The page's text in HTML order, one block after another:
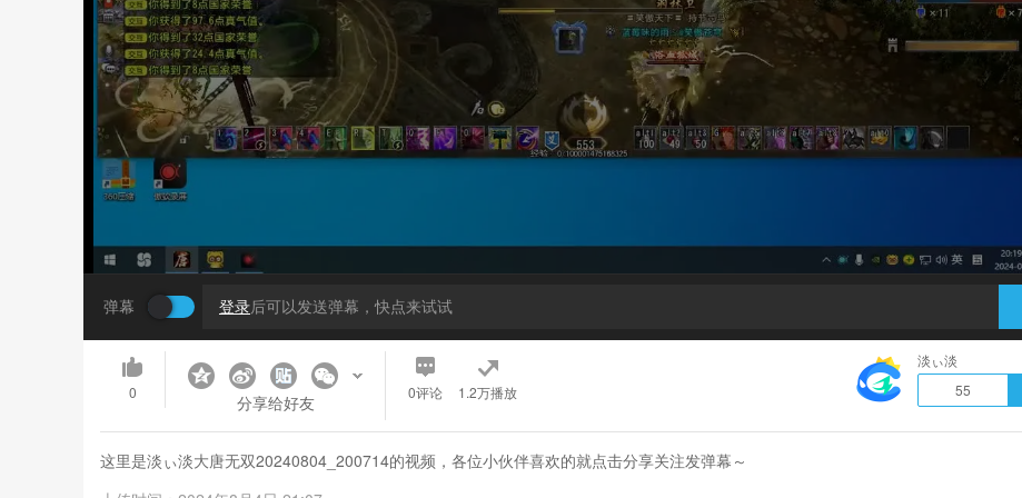
弹幕 登录后可以发送弹幕，快点来试试
0 分享给好友 0评论 1.2万播放
淡ぃ淡
55
这里是淡ぃ淡大唐无双20240804_200714的视频，各位小伙伴喜欢的就点击分享关注发弹幕～